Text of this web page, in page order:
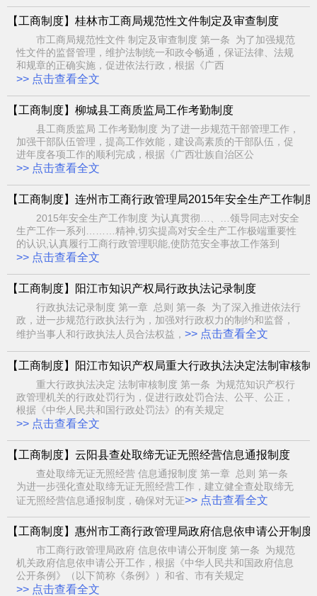
【工商制度】桂林市工商局规范性文件制定及审查制度
市工商局规范性文件 制定及审查制度 第一条 为了加强规范
性文件的监督管理，维护法制统一和政令畅通，保证法律、法规
和规章的正确实施，促进依法行政，根据《广西
>> 点击查看全文
【工商制度】柳城县工商质监局工作考勤制度
县工商质监局 工作考勤制度 为了进一步规范干部管理工作，
加强干部队伍管理，提高工作效能，建设高素质的干部队伍，促
进年度各项工作的顺利完成，根据《广西壮族自治区公
>> 点击查看全文
【工商制度】连州市工商行政管理局2015年安全生产工作制度
2015年安全生产工作制度 为认真贯彻…、…领导同志对安全
生产工作一系列………精神,切实提高对安全生产工作极端重要性
的认识,认真履行工商行政管理职能,使防范安全事故工作落到
>> 点击查看全文
【工商制度】阳江市知识产权局行政执法记录制度
行政执法记录制度 第一章 总则 第一条 为了深入推进依法行
政，进一步规范行政执法行为，加强对行政权力的制约和监督，
维护当事人和行政执法人员合法权益， >> 点击查看全文
【工商制度】阳江市知识产权局重大行政执法决定法制审核制
重大行政执法决定 法制审核制度 第一条 为规范知识产权行
政管理机关的行政处罚行为，促进行政处罚合法、公平、公正，
根据《中华人民共和国行政处罚法》的有关规定
>> 点击查看全文
【工商制度】云阳县查处取缔无证无照经营信息通报制度
查处取缔无证无照经营 信息通报制度 第一章 总则 第一条
为进一步强化查处取缔无证无照经营工作，建立健全查处取缔无
证无照经营信息通报制度，确保对无证>> 点击查看全文
【工商制度】惠州市工商行政管理局政府信息依申请公开制度
市工商行政管理局政府 信息依申请公开制度 第一条 为规范
机关政府信息依申请公开工作，根据《中华人民共和国政府信息
公开条例》（以下简称《条例》）和省、市有关规定
>> 点击查看全文